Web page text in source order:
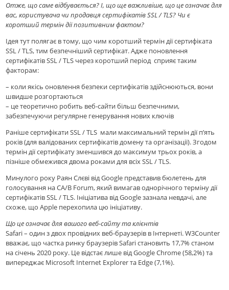
Отже, що саме вiдбувається? І, що ще важливіше, що це означає для
вас, користувача чи продавця сертифікатів SSL / TLS? Чи є
коротший термін дії позитивним фактом?
Ідея тут полягає в тому, що чим коротший термін дії сертифіката
SSL / TLS, тим безпечніший сертифікат. Адже поновлення
сертифікатів SSL / TLS через коротший період сприяє таким
факторам:
– коли якісь оновлення безпеки сертифікатів здійснюються, вони
швидше розгортаються
– це теоретично робить веб-сайти більш безпечними,
забезпечуючи регулярне генерування нових ключів
Ранiше сертифікати SSL / TLS мали максимальний термін дії п’ять
років (для валiдованих сертифікатів домену та організації). Згодом
термін дії сертифікату зменшився до максимум трьох років, а
пізніше обмежився двома роками для всіх SSL / TLS.
Минулого року Раян Слєві від Google представив бюлетень для
голосування на CA/B Forum, який вимагав однорічного терміну дії
сертифікатів SSL / TLS. Ініціатива вiд Google зазнала невдачі, але
схоже, що Apple перехопила цю iнiцiативу.
Що це означає для вашого веб-сайту та клієнтів
Safari – один з двох провідних веб-браузерів в Інтернеті. W3Counter
вважає, що частка ринку браузерів Safari становить 17,7% станом
на січень 2020 року. Це відстає лише від Google Chrome (58,2%) та
випереджає Microsoft Internet Explorer та Edge (7,1%).